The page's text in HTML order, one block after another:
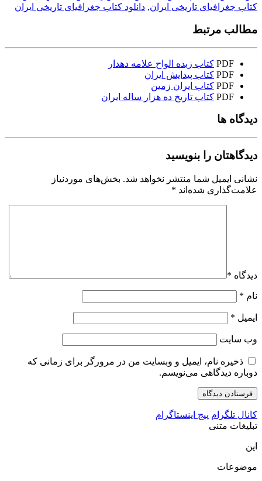
کتاب جغرافیای تاریخی ایران, دانلود کتاب جغرافیای تاریخی ایران
مطالب مرتبط
PDF کتاب زبده الواح علامه دهدار
PDF کتاب پیدایش ایران
PDF کتاب ایران زمین
PDF کتاب تاریخ ده هزار ساله ایران
دیدگاه ها
دیدگاهتان را بنویسید
نشانی ایمیل شما منتشر نخواهد شد. بخش‌های موردنیاز
علامت‌گذاری شده‌اند *
دیدگاه *
نام *
ایمیل *
وب‌ سایت
ذخیره نام، ایمیل و وبسایت من در مرورگر برای زمانی که
دوباره دیدگاهی می‌نویسم.
کانال تلگرام پیج اینستاگرام
تبلیغات متنی
این
موضوعات